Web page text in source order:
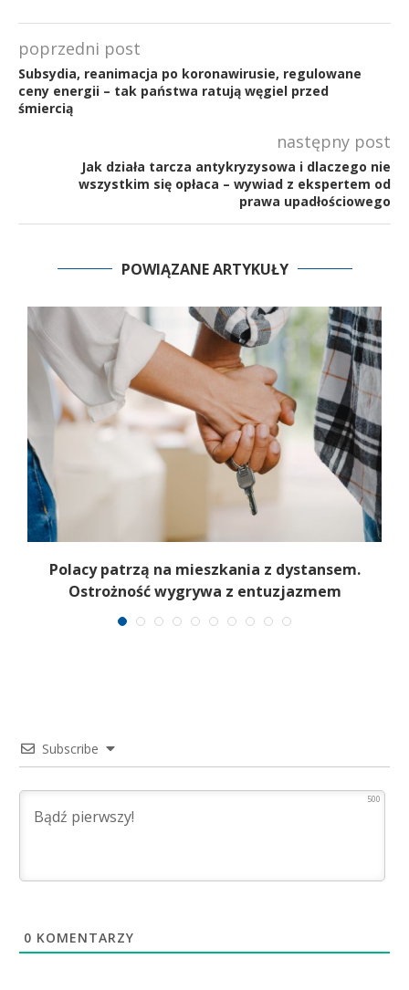
poprzedni post
Subsydia, reanimacja po koronawirusie, regulowane
ceny energii – tak państwa ratują węgiel przed
śmiercią
następny post
Jak działa tarcza antykryzysowa i dlaczego nie
wszystkim się opłaca – wywiad z ekspertem od
prawa upadłościowego
POWIĄZANE ARTYKUŁY
Polacy patrzą na mieszkania z dystansem.
Ostrożność wygrywa z entuzjazmem
Subscribe
500
0 KOMENTARZY